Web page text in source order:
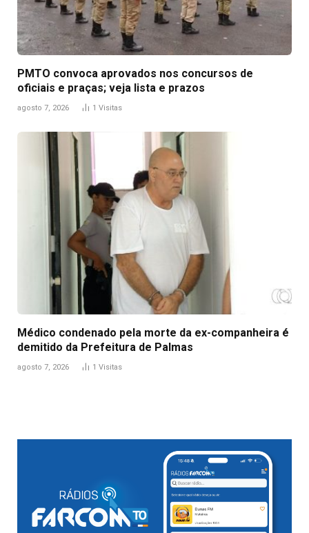
PMTO convoca aprovados nos concursos de
oficiais e praças; veja lista e prazos
agosto 7, 2026 1 Visitas
Médico condenado pela morte da ex-companheira é
demitido da Prefeitura de Palmas
agosto 7, 2026 1 Visitas